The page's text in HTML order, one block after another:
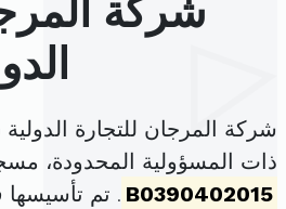
شركة
شركة المرجان للتجارة
ذات المسؤولية المحدودة،
B0390402015